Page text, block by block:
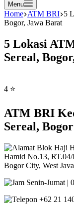
Menu
Home ATM BRI 5
Bogor, Jawa Barat
5 Lokasi
Sereal,
4 ⭐
ATM BRI
Sereal,
Blok Haji
Hamid No.13, RT.04/
Bogor City, West
Senin-Jumat |
+62 21